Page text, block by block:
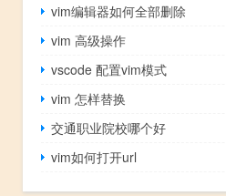
vim编辑器如何全部删除
vim 高级操作
vscode 配置vim模式
vim 怎样替换
交通职业院校哪个好
vim如何打开url